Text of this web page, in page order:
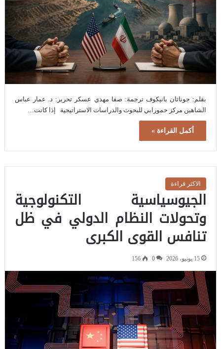
بقلم: جوناثان بانيكوف ترجمة: صفا مهدي عسكر تحرير: د. عمار عباس
الشاهين مركز حمورابي للبحوث والدراسات الاستراتيجية إذا كانت…
أكمل القراءة »
الاكثر قراءة
الجيوسياسية التكنولوجية
وتحولات النظام الدولي في ظل
تنافس القوى الكبرى
15 يونيو، 2026 0
156